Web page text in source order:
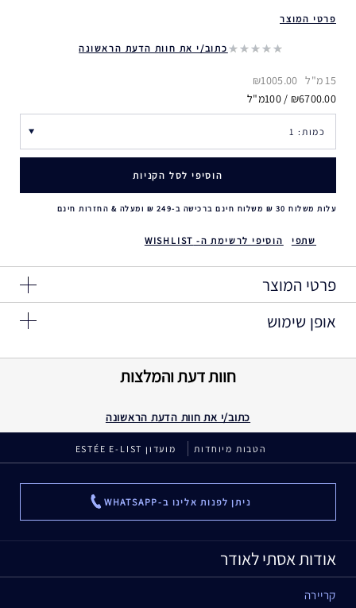
פרטי המוצר
כתוב/י את חוות הדעת הראשונה
15 מ"ל
₪1005.00
₪6700.00 / 100מ"ל
הוסיפי לסל הקניות
עלות משלוח 30 ₪ משלוח חינם ברכישה ב-249 ₪ ומעלה & החזרות חינם
שתפי הוסיפי לרשימת ה- WISHLIST
פרטי המוצר
סוד היופי האינסופי
קרם העיניים הרך והמרענן הזה, יגרום לעור שסביב עינייך להתחדש
העיניים נראות מורמות להפליא, והן נפוחות פחות ומרגישות חזקות
ועמידות בפני סימני גיל עתידיים. מראה הקמטים והעיגולים הכהים
מופחת באופן משמעותי.
יוקרה מוכחת:
שבוע 1: העיניים נראות נפוחות פחות.
4 שבועות: העיניים מרגישות מוצקות יותר. עיגולים כהים וקמטים
מתחת לעיניים נראים מופחתים.
אופן שימוש
חוות דעת והמלצות
כתוב/י את חוות הדעת הראשונה
הטבות מיוחדות מועדון ESTÉE E-LIST
ניתן לפנות אלינו ב-WHATSAPP ...
אודות אסתי לאודר
קריירה